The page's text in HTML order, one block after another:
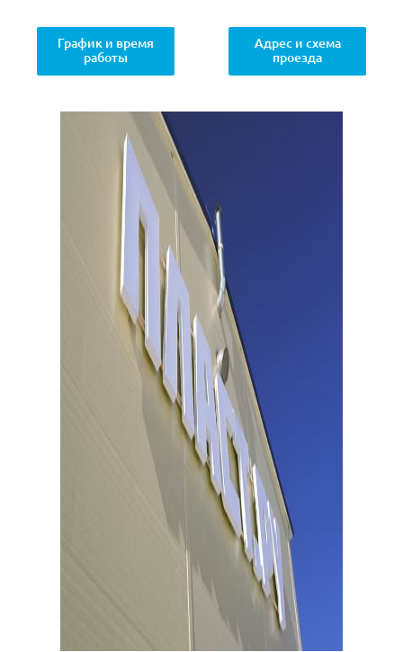
График и время
работы
Адрес и схема
проезда